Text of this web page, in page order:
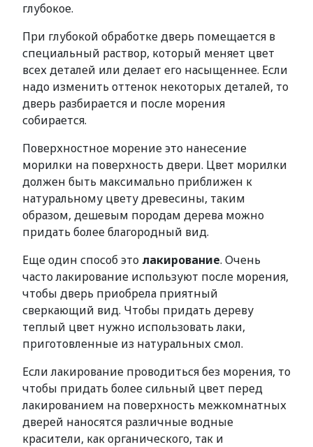
глубокое.
При глубокой обработке дверь помещается в
специальный раствор, который меняет цвет
всех деталей или делает его насыщеннее. Если
надо изменить оттенок некоторых деталей, то
дверь разбирается и после морения
собирается.
Поверхностное морение это нанесение
морилки на поверхность двери. Цвет морилки
должен быть максимально приближен к
натуральному цвету древесины, таким
образом, дешевым породам дерева можно
придать более благородный вид.
Еще один способ это лакирование. Очень
часто лакирование используют после морения,
чтобы дверь приобрела приятный
сверкающий вид. Чтобы придать дереву
теплый цвет нужно использовать лаки,
приготовленные из натуральных смол.
Если лакирование проводиться без морения, то
чтобы придать более сильный цвет перед
лакированием на поверхность межкомнатных
дверей наносятся различные водные
красители, как органического, так и